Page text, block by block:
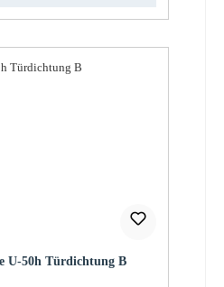
U-50h Türdichtung B